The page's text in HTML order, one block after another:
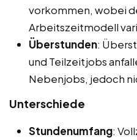
vorkommen, wobei
Arbeitszeitmodell
Überstunden:
und Teilzeitjobs
Nebenjobs, jedoch
Unterschiede
Stundenumfang: